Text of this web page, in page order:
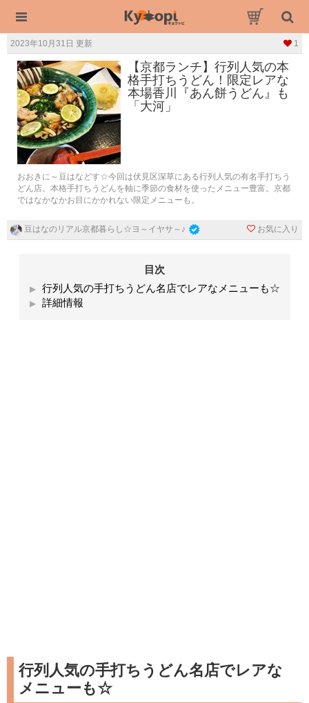
2023年10月31日 更新 1
【京都ランチ】行列人気の本
格手打ちうどん！限定レアな
本場香川『あん餅うどん』も
「大河」
おおきに～豆はなどす☆今回は伏見区深草にある行列人気の有名手打ちう
どん店。本格手打ちうどんを軸に季節の食材を使ったメニュー豊富。京都
ではなかなかお目にかかれない限定メニューも。
豆はなのリアル京都暮らし☆ヨ～イヤサ～♪ お気に入り
目次
行列人気の手打ちうどん名店でレアなメニューも☆
詳細情報
行列人気の手打ちうどん名店でレアな
メニューも☆